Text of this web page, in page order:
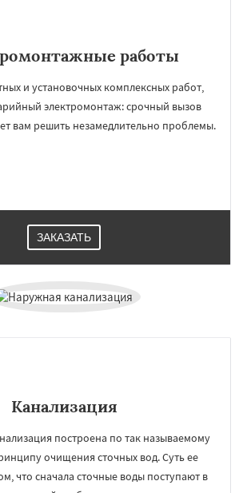
работы
и установочных комплексных работ,
электромонтаж: срочный вызов
вам решить незамедлительно проблемы.
ЗАКАЗАТЬ
Канализация
построена по так называемому
очищения сточных вод. Суть ее
что сначала сточные воды поступают в